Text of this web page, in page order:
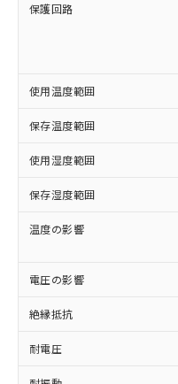
保護回路
使用温度範囲
保存温度範囲
使用湿度範囲
保存湿度範囲
温度の影響
電圧の影響
絶縁抵抗
耐電圧
以下の条件をお
本サービス
商品の当社
(税抜)を提
当社制御機
本サービス
ことをご了
対応済み：
非含有に対応し
対応予定：EU
有に対応した製
商品です。
対応予定なし：
非含有に非対応
調査・確認中：
非含有の対応状
商品です。
非該当品：ライ
害物質有無と関係
仕入先様の事情
いたものが、含
むを得ず変更す
※1 中国
「○」：最大均質
基準値以下である
「×」：最大均質
基準値を超えて
「－」：未確認
当社は、こ
為替および